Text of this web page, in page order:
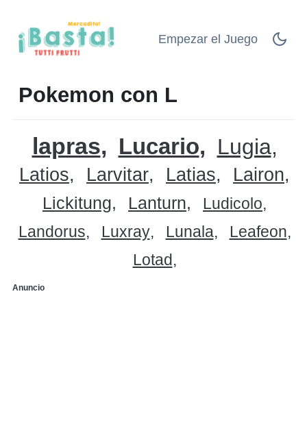
Empezar el Juego
Pokemon con L
lapras Lucario Lugia
Latios Larvitar Latias Lairon
Lickitung Lanturn
Ludicolo
Landorus
Luxray Lunala
Leafeon
Lotad
Anuncio